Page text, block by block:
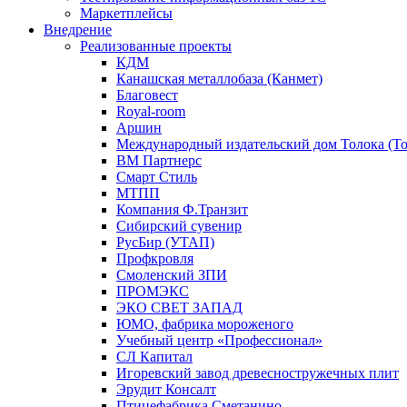
Маркетплейсы
Внедрение
Реализованные проекты
КДМ
Канашская металлобаза (Канмет)
Благовест
Royal-room
Аршин
Международный издательский дом Толока
ВМ Партнерс
Смарт Стиль
МТПП
Компания Ф.Транзит
Сибирский сувенир
РусБир (УТАП)
Профкровля
Смоленский ЗПИ
ПРОМЭКС
ЭКО СВЕТ ЗАПАД
ЮМО, фабрика мороженого
Учебный центр «Профессионал»
СЛ Капитал
Игоревский завод древесностружечных плит
Эрудит Консалт